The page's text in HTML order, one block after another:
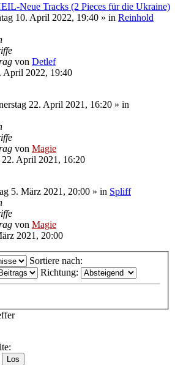
Neue Tracks (2 Pieces für die Ukraine)
10. April 2022, 19:40 » in Reinhold
von Detlef
April 2022, 19:40
22. April 2021, 16:20 » in
von Magie
22. April 2021, 16:20
5. März 2021, 20:00 » in Spliff
von Magie
2021, 20:00
Sortiere nach:
Richtung: